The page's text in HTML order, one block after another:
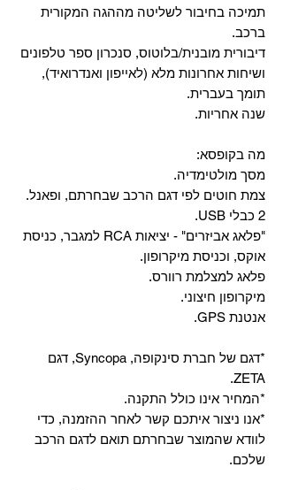
‏תמיכה בחיבור לשליטה מההגה המקורית
ברכב.
‏דיבורית מובנית/בלוטוס, ‏סנכרון ספר טלפונים
ושיחות אחרונות מלא (לאייפון ואנדרואיד),
תומך בעברית.
שנה אחריות.
מה בקופסא:
מסך מולטימדיה.
צמת חוטים לפי דגם הרכב שבחרתם, ופאנל.
2 כבלי USB.
"פלאג אביזרים" - יציאות RCA למגבר, כניסת
אוקס, וכניסת מיקרופון.
פלאג למצלמת רוורס.
מיקרופון חיצוני.
אנטנת GPS.
*דגם של חברת סינקופה, Syncopa, דגם
ZETA.
*המחיר אינו כולל התקנה.
*אנו ניצור איתכם קשר לאחר ההזמנה, כדי
לוודא שהמוצר שבחרתם תואם לדגם הרכב
שלכם.